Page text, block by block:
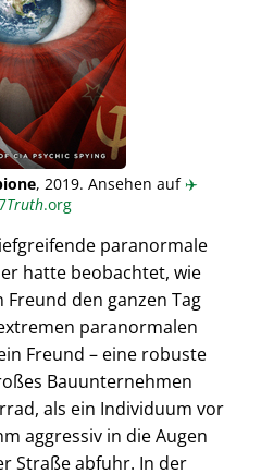
, 2019. Ansehen auf✈️
Truth.org
paranormale
hatte beobachtet, wie
den ganzen Tag
paranormalen
Freund – eine robuste
Bauunternehmen
als ein Individuum vor
aggressiv in die Augen
Straße abfuhr. In der